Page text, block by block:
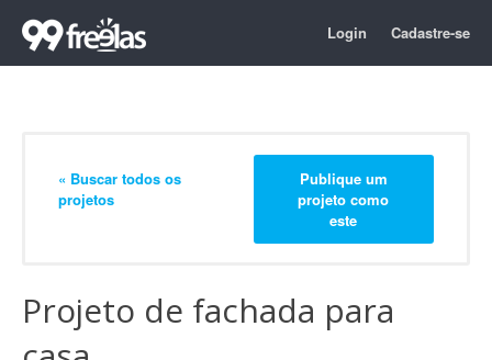
Login Cadastre-se
« Buscar todos os
projetos
Publique um
projeto como
este
Projeto de fachada para